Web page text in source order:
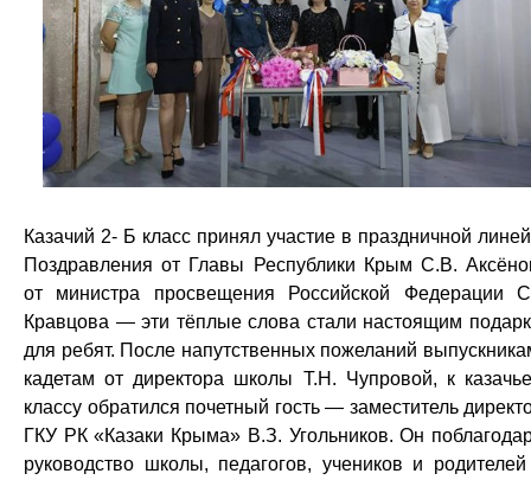
Казачий 2- Б класс принял участие в праздничной
Поздравления от Главы Республики Крым С.В.
от министра просвещения Российской Федерации
Кравцова — эти тёплые слова стали настоящим
для ребят. После напутственных пожеланий
кадетам от директора школы Т.Н. Чупровой, к
классу обратился почетный гость — заместитель
ГКУ РК «Казаки Крыма» В.З. Угольников. Он
руководство школы, педагогов, учеников и